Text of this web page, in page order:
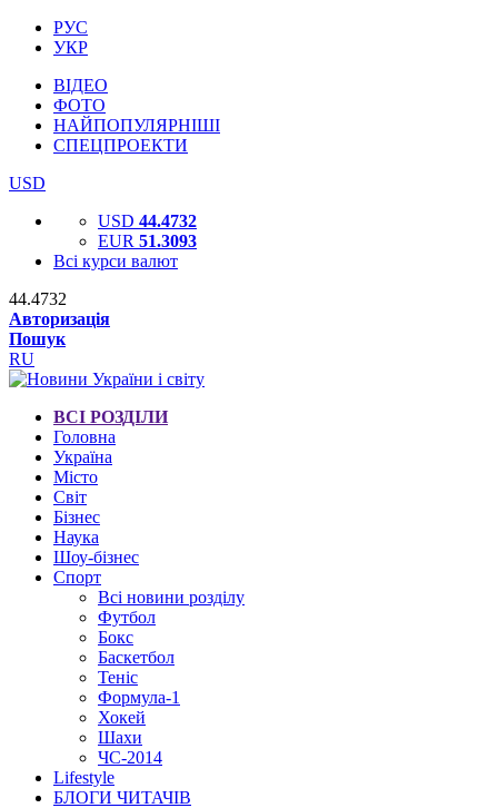
РУС
УКР
ВІДЕО
ФОТО
НАЙПОПУЛЯРНІШІ
СПЕЦПРОЕКТИ
USD
USD 44.4732
EUR 51.3093
Всі курси валют
44.4732
Авторизація
Пошук
RU
ВСІ РОЗДІЛИ
Головна
Україна
Місто
Світ
Бізнес
Наука
Шоу-бізнес
Спорт
Всі новини розділу
Футбол
Бокс
Баскетбол
Теніс
Формула-1
Хокей
Шахи
ЧС-2014
Lifestyle
БЛОГИ ЧИТАЧІВ